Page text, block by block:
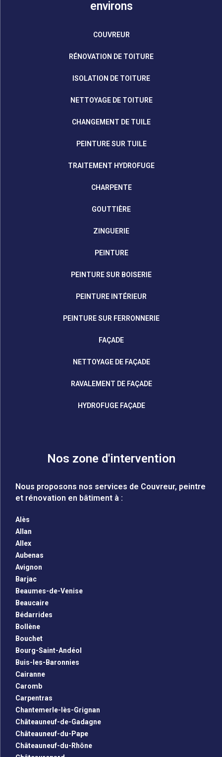
environs
COUVREUR
RÉNOVATION DE TOITURE
ISOLATION DE TOITURE
NETTOYAGE DE TOITURE
CHANGEMENT DE TUILE
PEINTURE SUR TUILE
TRAITEMENT HYDROFUGE
CHARPENTE
GOUTTIÈRE
ZINGUERIE
PEINTURE
PEINTURE SUR BOISERIE
PEINTURE INTÉRIEUR
PEINTURE SUR FERRONNERIE
FAÇADE
NETTOYAGE DE FAÇADE
RAVALEMENT DE FAÇADE
HYDROFUGE FAÇADE
Nos zone d'intervention
Nous proposons nos services de Couvreur, peintre
et rénovation en bâtiment à :
Alès
Allan
Allex
Aubenas
Avignon
Barjac
Beaumes-de-Venise
Beaucaire
Bédarrides
Bollène
Bouchet
Bourg-Saint-Andéol
Buis-les-Baronnies
Cairanne
Caromb
Carpentras
Chantemerle-lès-Grignan
Châteauneuf-de-Gadagne
Châteauneuf-du-Pape
Châteauneuf-du-Rhône